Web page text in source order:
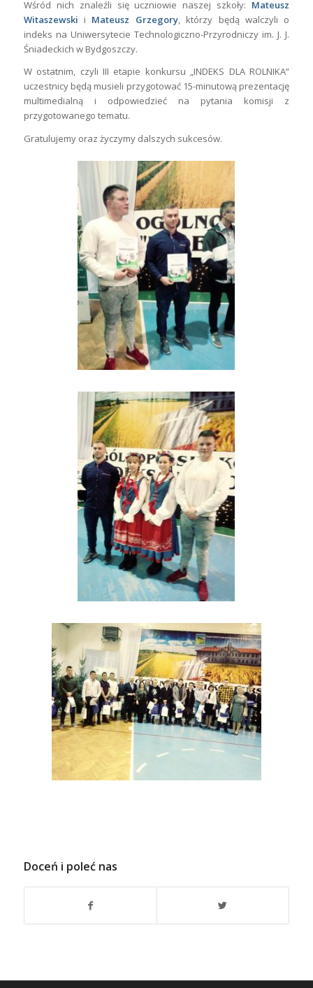
Wśród nich znaleźli się uczniowie naszej szkoły: Mateusz
Witaszewski i Mateusz Grzegory, którzy będą walczyli o
indeks na Uniwersytecie Technologiczno-Przyrodniczy im. J. J.
Śniadeckich w Bydgoszczy.
W ostatnim, czyli III etapie konkursu „INDEKS DLA ROLNIKA”
uczestnicy będą musieli przygotować 15-minutową prezentację
multimedialną i odpowiedzieć na pytania komisji z
przygotowanego tematu.
Gratulujemy oraz życzymy dalszych sukcesów.
Doceń i poleć nas